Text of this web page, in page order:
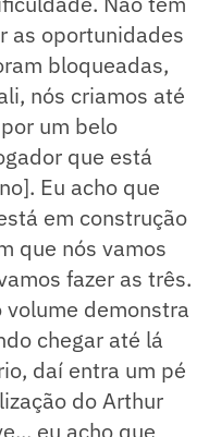
as oportunidades
bloqueadas,
nós criamos até
um belo
que está
Eu acho que
em construção
que nós vamos
fazer as três.
volume demonstra
chegar até lá
daí entra um pé
do Arthur
eu acho que